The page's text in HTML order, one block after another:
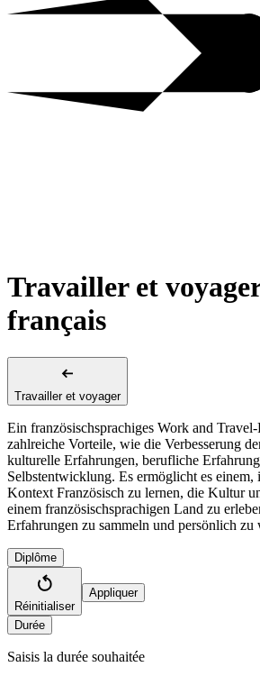
Travailler et
français
Travailler et voyager
Ein französischsprachiges Work and
zahlreiche Vorteile, wie die Verbesserung
kulturelle Erfahrungen, berufliche
Selbstentwicklung. Es ermöglicht es einem,
Kontext Französisch zu lernen, die Kultur
einem französischsprachigen Land zu
Erfahrungen zu sammeln und persönlich zu
Diplôme
Réinitialiser
Appliquer
Durée
Saisis la durée souhaitée